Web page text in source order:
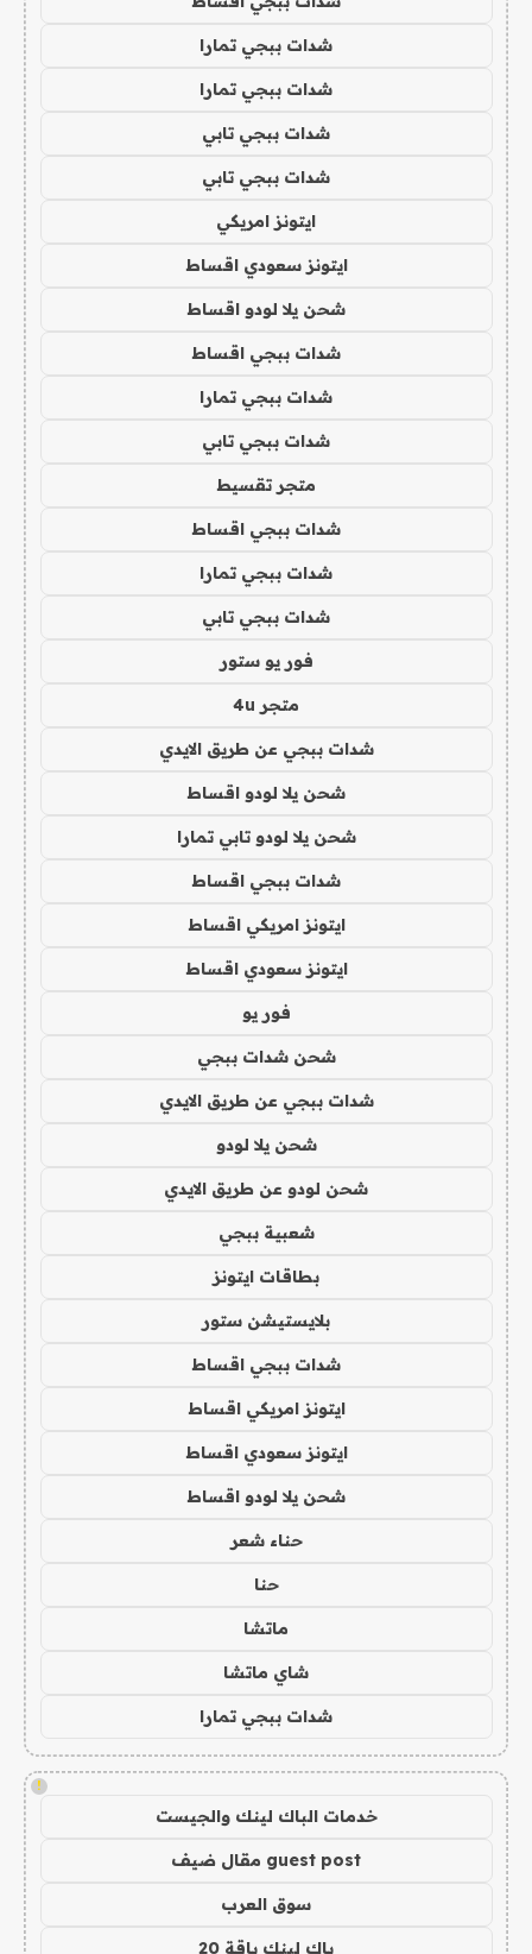
شدات ببجي تمارا
شدات ببجي تمارا
شدات ببجي تابي
شدات ببجي تابي
ايتونز امريكي
ايتونز سعودي اقساط
شحن يلا لودو اقساط
شدات ببجي اقساط
شدات ببجي تمارا
شدات ببجي تابي
متجر تقسيط
شدات ببجي اقساط
شدات ببجي تمارا
شدات ببجي تابي
فور يو ستور
متجر 4u
شدات ببجي عن طريق الايدي
شحن يلا لودو اقساط
شحن يلا لودو تابي تمارا
شدات ببجي اقساط
ايتونز امريكي اقساط
ايتونز سعودي اقساط
فور يو
شحن شدات ببجي
شدات ببجي عن طريق الايدي
شحن يلا لودو
شحن لودو عن طريق الايدي
شعبية ببجي
بطاقات ايتونز
بلايستيشن ستور
شدات ببجي اقساط
ايتونز امريكي اقساط
ايتونز سعودي اقساط
شحن يلا لودو اقساط
حناء شعر
حنا
ماتشا
شاي ماتشا
شدات ببجي تمارا
!
خدمات الباك لينك والجيست
guest post مقال ضيف
سوق العرب
باك لينك باقة 20